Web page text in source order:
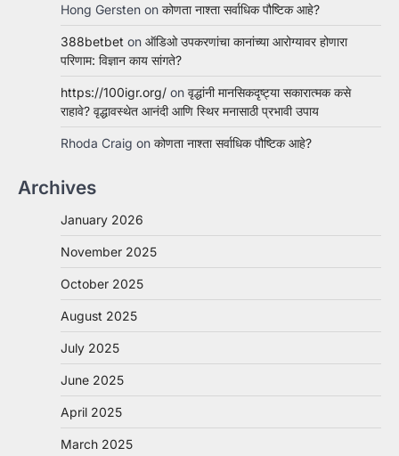
Hong Gersten on कोणता नाश्ता सर्वाधिक पौष्टिक आहे?
388betbet on ऑडिओ उपकरणांचा कानांच्या आरोग्यावर होणारा
परिणाम: विज्ञान काय सांगते?
https://100igr.org/ on वृद्धांनी मानसिकदृष्ट्या सकारात्मक कसे
राहावे? वृद्धावस्थेत आनंदी आणि स्थिर मनासाठी प्रभावी उपाय
Rhoda Craig on कोणता नाश्ता सर्वाधिक पौष्टिक आहे?
Archives
January 2026
November 2025
October 2025
August 2025
July 2025
June 2025
April 2025
March 2025